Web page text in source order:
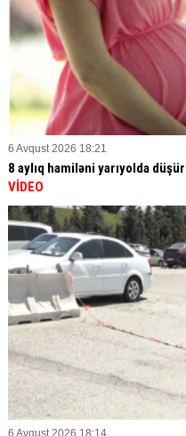
6 Avqust 2026 18:21
8 aylıq hamiləni yarıyolda
VİDEO
6 Avqust 2026 18:14